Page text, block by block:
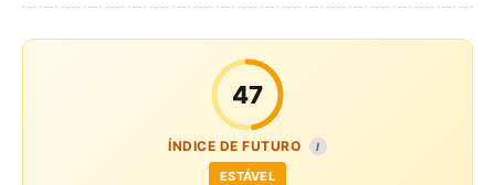
47
ÍNDICE DE FUTURO I
ESTÁVEL